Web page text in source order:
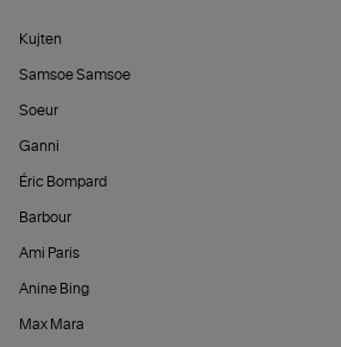
Kujten
Samsoe Samsoe
Soeur
Ganni
Éric Bompard
Barbour
Ami Paris
Anine Bing
Max Mara